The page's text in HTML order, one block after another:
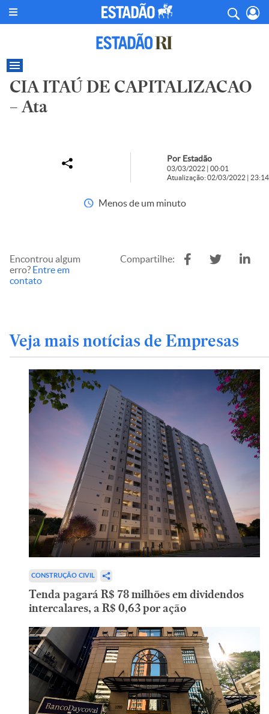
CIA ITAÚ DE CAPITALIZACAO
– Ata
Por Estadão
03/03/2022 | 00:01
Atualização: 02/03/2022 | 23:14
Menos de um minuto
Encontrou algum
erro? Entre em
contato
Compartilhe:
Veja mais notícias de Empresas
CONSTRUÇÃO CIVIL
Tenda pagará R$ 78 milhões em dividendos
intercalares, a R$ 0,63 por ação